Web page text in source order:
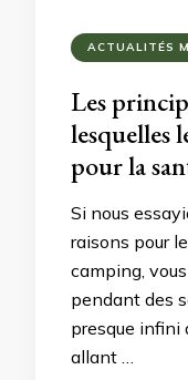
ACTUALITÉS
Les
lesquelles
pour la
Si nous
raisons pour
camping,
pendant des
presque infini
allant …